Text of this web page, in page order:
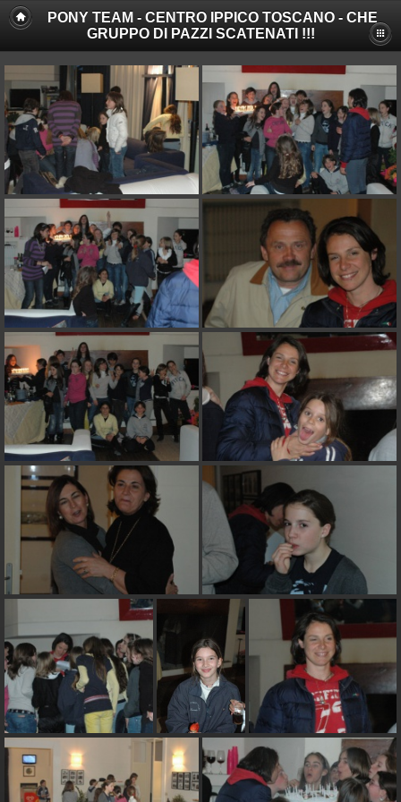
PONY TEAM - CENTRO IPPICO TOSCANO - CHE
GRUPPO DI PAZZI SCATENATI !!!